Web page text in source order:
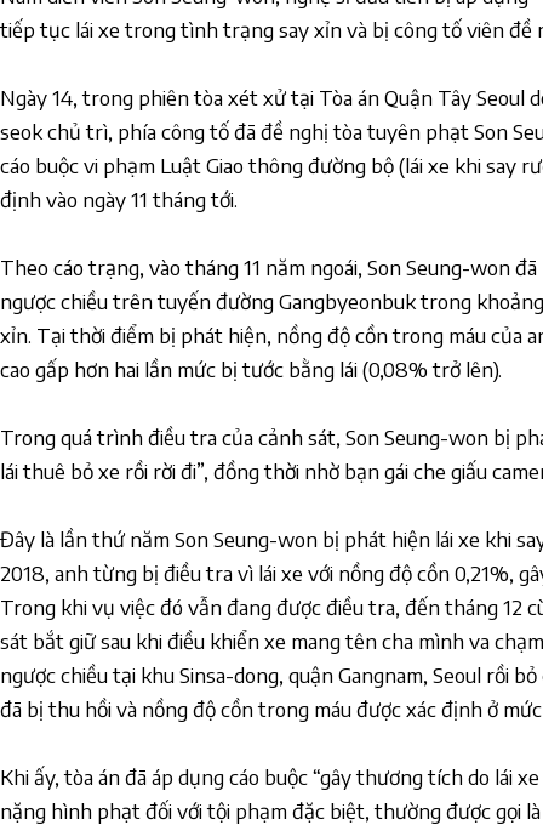
tiếp tục lái xe trong tình trạng say xỉn và bị công tố viên đề
Ngày 14, trong phiên tòa xét xử tại Tòa án Quận Tây Seoul
seok chủ trì, phía công tố đã đề nghị tòa tuyên phạt Son
cáo buộc vi phạm Luật Giao thông đường bộ (lái xe khi say
định vào ngày 11 tháng tới.
Theo cáo trạng, vào tháng 11 năm ngoái, Son Seung-won
ngược chiều trên tuyến đường Gangbyeonbuk trong
xỉn. Tại thời điểm bị phát hiện, nồng độ cồn trong máu của
cao gấp hơn hai lần mức bị tước bằng lái (0,08% trở lên).
Trong quá trình điều tra của cảnh sát, Son Seung-won bị
lái thuê bỏ xe rồi rời đi”, đồng thời nhờ bạn gái che giấu
Đây là lần thứ năm Son Seung-won bị phát hiện lái xe khi
2018, anh từng bị điều tra vì lái xe với nồng độ cồn 0,21%,
Trong khi vụ việc đó vẫn đang được điều tra, đến tháng 12
sát bắt giữ sau khi điều khiển xe mang tên cha mình va
ngược chiều tại khu Sinsa-dong, quận Gangnam, Seoul rồi
đã bị thu hồi và nồng độ cồn trong máu được xác định ở
Khi ấy, tòa án đã áp dụng cáo buộc “gây thương tích do lái
nặng hình phạt đối với tội phạm đặc biệt, thường được gọi là